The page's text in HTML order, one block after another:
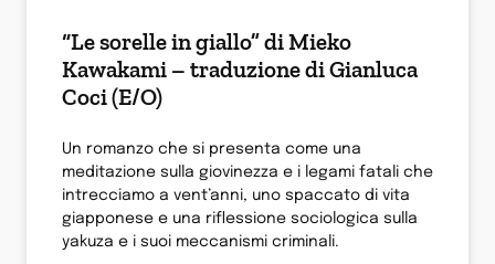
“Le sorelle in giallo” di Mieko
Kawakami – traduzione di Gianluca
Coci (E/O)
Un romanzo che si presenta come una
meditazione sulla giovinezza e i legami fatali che
intrecciamo a vent’anni, uno spaccato di vita
giapponese e una riflessione sociologica sulla
yakuza e i suoi meccanismi criminali.